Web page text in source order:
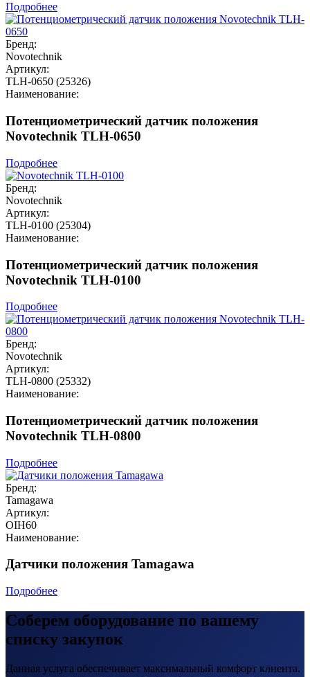
Подробнее
Бренд:
Novotechnik
Артикул:
TLH-0650 (25326)
Наименование:
Потенциометрический датчик положения
Novotechnik TLH-0650
Подробнее
Бренд:
Novotechnik
Артикул:
TLH-0100 (25304)
Наименование:
Потенциометрический датчик положения
Novotechnik TLH-0100
Подробнее
Бренд:
Novotechnik
Артикул:
TLH-0800 (25332)
Наименование:
Потенциометрический датчик положения
Novotechnik TLH-0800
Подробнее
Бренд:
Tamagawa
Артикул:
OIH60
Наименование:
Датчики положения Tamagawa
Подробнее
Соберем оборудование по вашему
списку закупок
Данная услуга обеспечивает максимальный комфорт клиента.